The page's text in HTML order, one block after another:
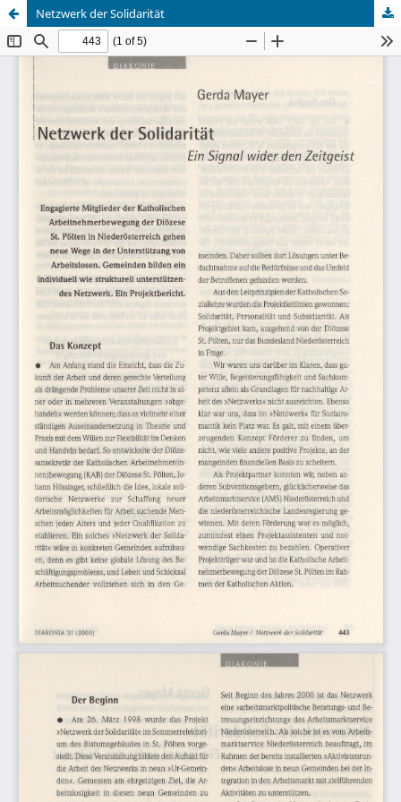
Netzwerk der Solidarität